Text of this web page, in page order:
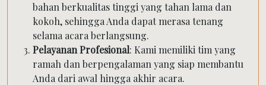
bahan berkualitas tinggi yang tahan lama dan
kokoh, sehingga Anda dapat merasa tenang
selama acara berlangsung.
Pelayanan Profesional: Kami memiliki tim yang
ramah dan berpengalaman yang siap membantu
Anda dari awal hingga akhir acara.